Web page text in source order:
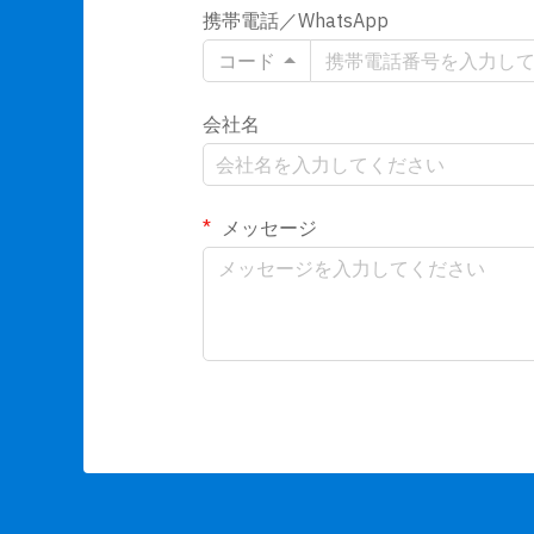
携帯電話／WhatsApp
コード
会社名
メッセージ